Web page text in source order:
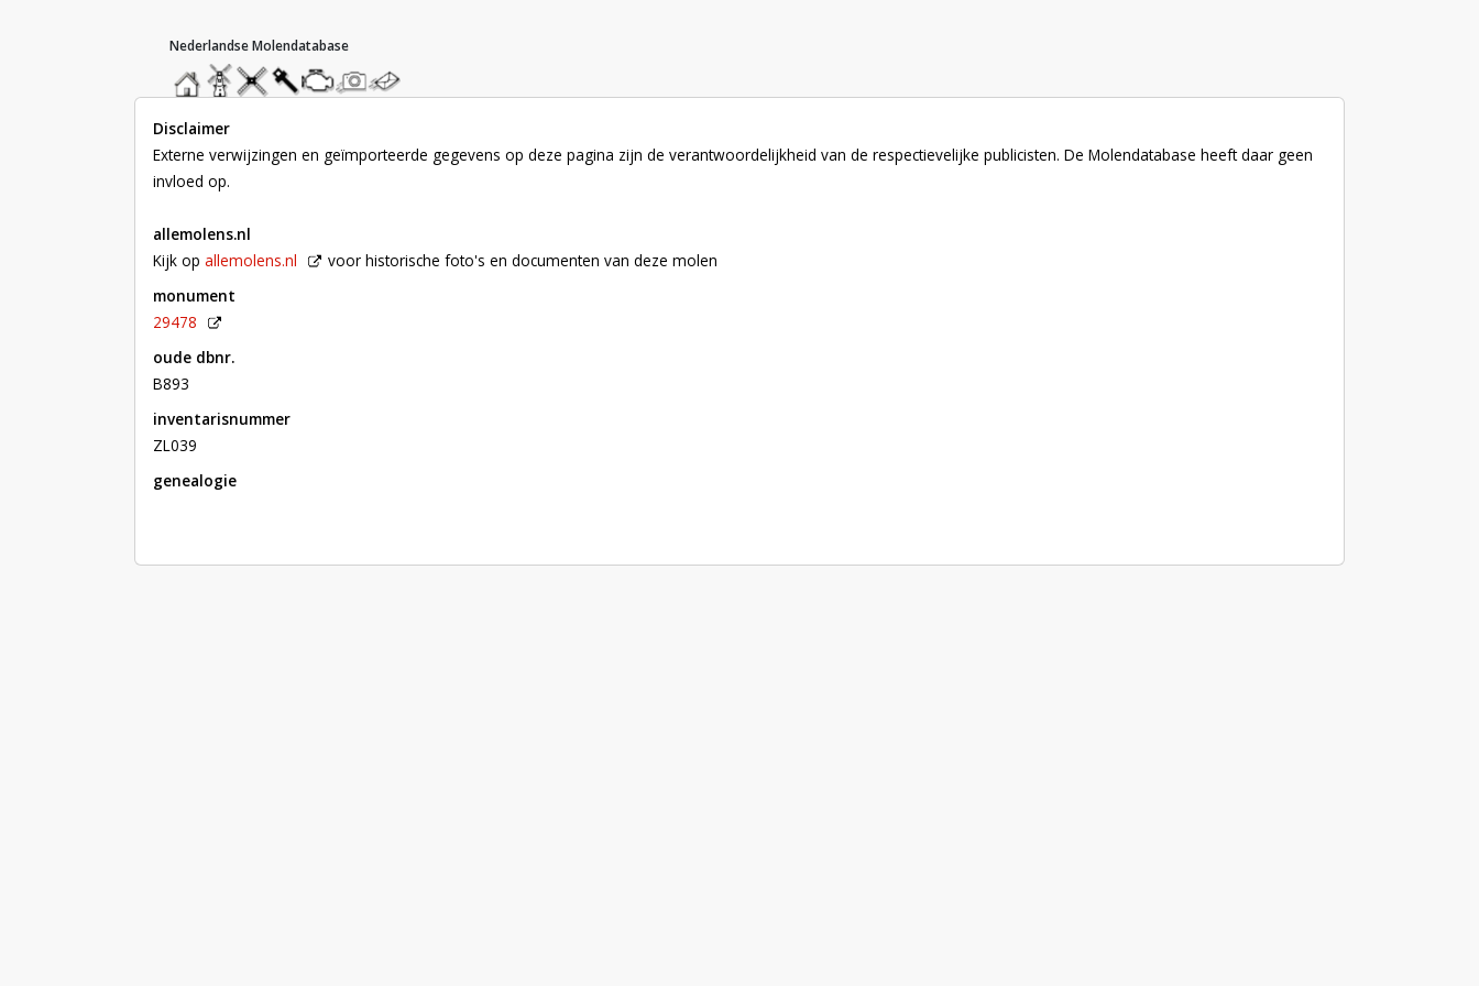
hoofdmenu
homemolendatabase
roedendatabase
assendatabase
motorendatabase
stuur
een
stuur
een
Disclaimer
Externe verwijzingen en geïmporteerde gegevens op deze pagina zijn de verantwoordelijkheid van de respectievelijke publicisten. De Molendatabase heeft daar geen
invloed op.
allemolens.nl
Kijk op allemolens.nl
voor historische foto's en documenten van deze molen
monument
29478
oude dbnr.
B893
inventarisnummer
ZL039
genealogie